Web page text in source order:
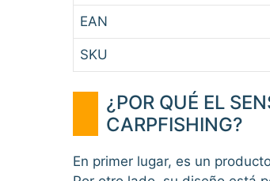
EAN
SKU
¿POR QUÉ EL
CARPFISHING?
En primer lugar, es un